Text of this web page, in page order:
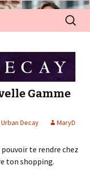
Gamme
Urban Decay MaryD
pouvoir te rendre chez
ton shopping.